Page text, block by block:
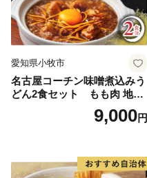
愛知県小牧市
名古屋コーチン味噌煮込みう
どん2食セット もも肉 地鶏
9,000円